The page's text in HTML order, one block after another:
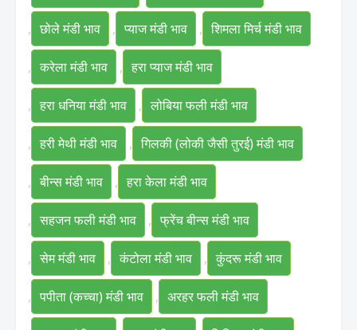
, छोले मंडी भाव , प्याज मंडी भाव , शिमला मिर्च मंडी भाव
, करेला मंडी भाव , हरा प्याज मंडी भाव
, हरा धनिया मंडी भाव , लोबिया फली मंडी भाव
, हरी मेथी मंडी भाव , गिलकी (लोकी जैसी तुरई) मंडी भाव
, बीन्स मंडी भाव , हरा केला मंडी भाव
, सहजन फली मंडी भाव , फ्रेंच बीन्स मंडी भाव
, सेम मंडी भाव , कंटोला मंडी भाव , कुंदरू मंडी भाव
, पपीता (कच्चा) मंडी भाव , अरहर फली मंडी भाव